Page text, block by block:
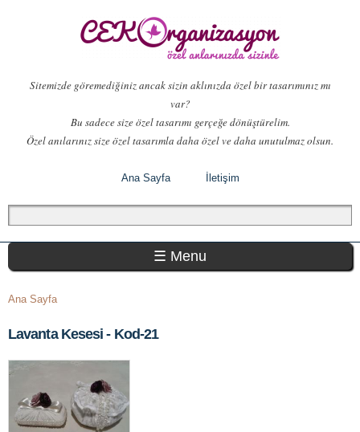
içeriğe
atla
Sitemizde göremediğiniz ancak sizin aklınızda özel bir tasarımınız mı
var?
Bu sadece size özel tasarımı gerçeğe dönüştürelim.
Özel anılarınız size özel tasarımla daha özel ve daha unutulmaz olsun.
Ana Sayfa İletişim
☰ Menu
Buradasınız
Ana Sayfa
Lavanta Kesesi - Kod-21